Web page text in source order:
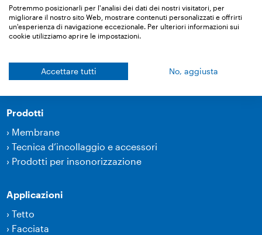
download
Prodotti
› Membrane
›Tecnica d’incollaggio e accessori
› Prodotti per insonorizzazione
Applicazioni
›Tetto
› Facciata
Potremmo posizionarli per l'analisi dei dati dei nostri visitatori, per
migliorare il nostro sito Web, mostrare contenuti personalizzati e offrirti
un'esperienza di navigazione eccezionale. Per ulteriori informazioni sui
cookie utilizziamo aprire le impostazioni.
Accettare tutti No, aggiusta